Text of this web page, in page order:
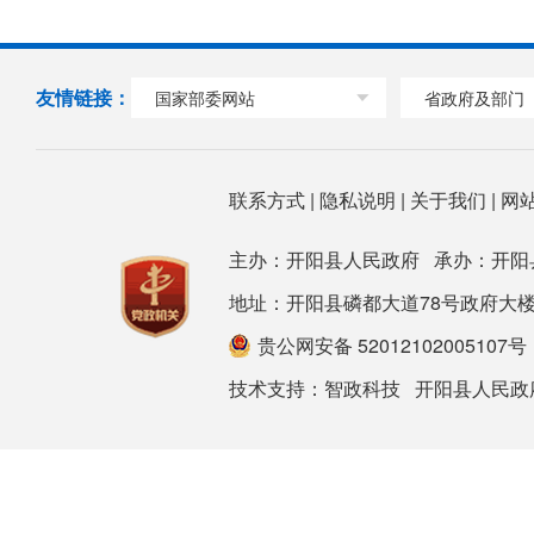
友情链接： 国家部委网站 省政府及部门
联系方式| 隐私说明 | 关于我们 | 网
主办：开阳县人民政府 承办：开
地址：开阳县磷都大道78号政府
贵公网安备 52012102005107号
技术支持： 智政科技 开阳县人民